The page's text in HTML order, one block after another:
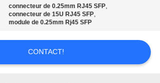
connecteur de 0.25mm RJ45 SFP,
connecteur de 15U RJ45 SFP,
module de 0.25mm Rj45 SFP
CONTACT!